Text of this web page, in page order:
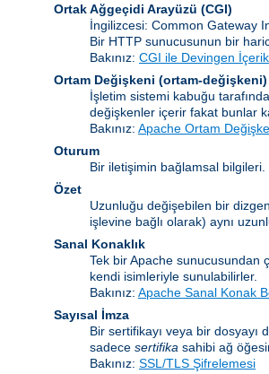
Ortak Ağgeçidi Arayüzü (CGI)
İngilizcesi: Common Gateway
Bir HTTP sunucusunun bir
Bakınız: CGI ile Devingen İçerik
Ortam Değişkeni (ortam-değişkeni)
İşletim sistemi kabuğu
değişkenler içerir fakat bunlar
Bakınız: Apache Ortam
Oturum
Bir iletişimin bağlamsal bilgileri.
Özet
Uzunluğu değişebilen bir
işlevine bağlı olarak) aynı
Sanal Konaklık
Tek bir Apache sunucusundan
kendi isimleriyle sunulabilirler.
Bakınız: Apache Sanal Konak
Sayısal İmza
Bir sertifikayı veya bir dosyayı
sadece sertifika sahibi ağ
Bakınız: SSL/TLS Şifrelemesi